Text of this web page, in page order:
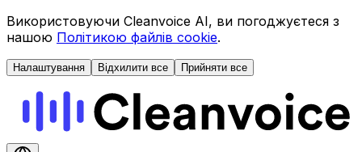
Використовуючи Cleanvoice AI, ви погоджуєтеся з
нашою Політикою файлів cookie.
Налаштування Відхилити все Прийняти все